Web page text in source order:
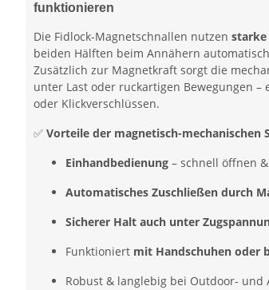
funktionieren
Die Fidlock-Magnetschnallen nutzen starke
beiden Hälften beim Annähern
Zusätzlich zur Magnetkraft sorgt die
unter Last oder ruckartigen Bewegungen
oder Klickverschlüssen.
✅ Vorteile der magnetisch-mechanischen
Einhandbedienung – schnell öffnen
Automatisches Zuschließen durch
Sicherer Halt auch unter
Funktioniert mit Handschuhen oder
Robust & langlebig bei Outdoor- und